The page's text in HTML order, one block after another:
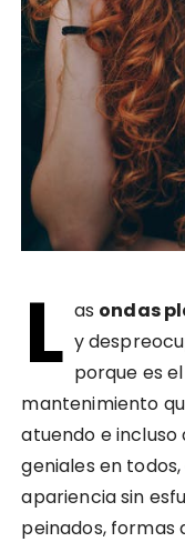
L as ondas
y
porque es
mantenimiento
atuendo e incluso
geniales en
apariencia sin
peinados, formas